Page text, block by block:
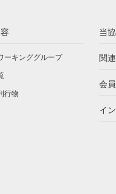
ーキンググループ
行物
当
関
会
イ